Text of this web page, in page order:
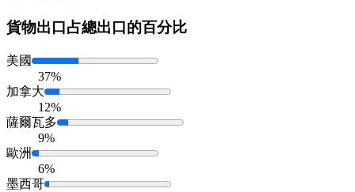
貨物出口 占總出口的百分比
美國
37%
加拿大
12%
薩爾瓦多
9%
歐洲
6%
墨西哥